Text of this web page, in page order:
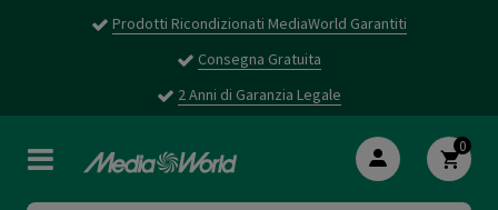
Prodotti Ricondizionati MediaWorld Garantiti
Consegna Gratuita
2 Anni di Garanzia Legale
0